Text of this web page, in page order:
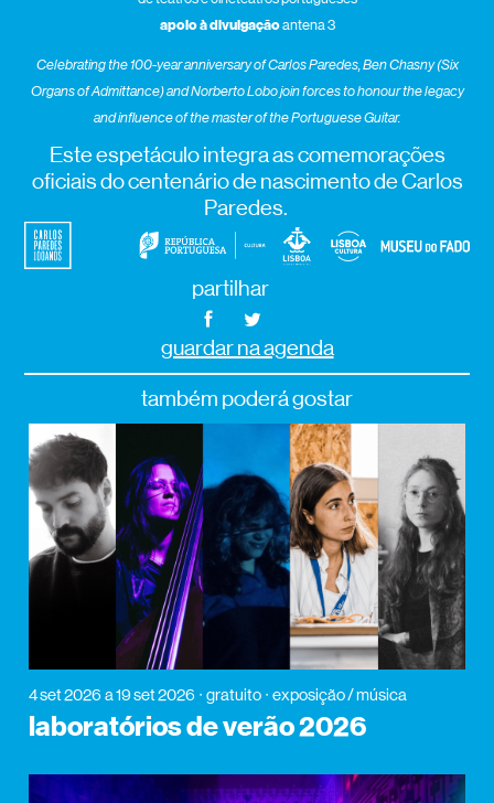
apoio à divulgaçãoantena 3
Celebrating the 100-year anniversary of Carlos Paredes, BenChasny(Six
Organs of Admittance) and Norberto Lobo join forces to honour the legacy
and influence of the master of the Portuguese Guitar.
Este espetáculo integra as comemorações
oficiais do centenário de nascimento de Carlos
Paredes.
partilhar
guardar na agenda
também poderá gostar
4 set 2026 a 19 set 2026 gratuito exposição / música
laboratórios de verão 2026